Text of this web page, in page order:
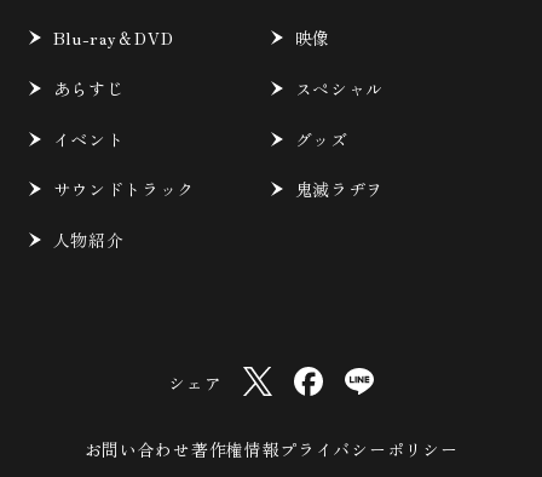
Blu-ray＆DVD 映像
あらすじ スペシャル
イベント グッズ
サウンドトラック 鬼滅ラヂヲ
人物紹介
シェア
お問い合わせ著作権情報プライバシーポリシー